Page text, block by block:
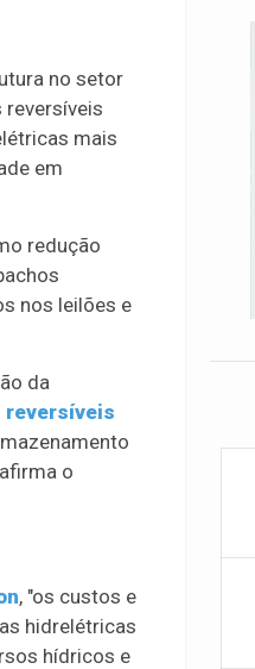
no setor
reversíveis
mais
em
redução
nos leilões e
da
reversíveis
o
, "os custos e
hidrelétricas
hídricos e